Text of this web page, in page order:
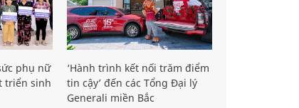
phụ nữ
triển sinh
‘Hành trình kết nối trăm điểm
tin cậy’ đến các Tổng Đại lý
Generali miền Bắc